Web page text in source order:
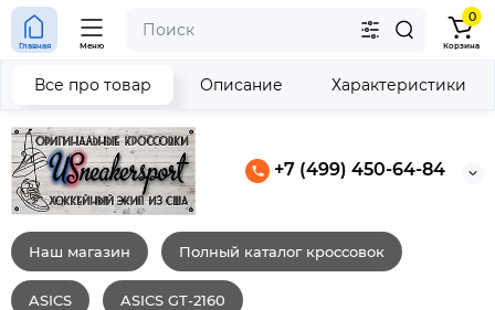
+7 (499) 450-64-84
Главная Меню
0
Корзина
Наш магазин Полный каталог кроссовок
ASICS ASICS GT-2160
Все про товар Описание Характеристики